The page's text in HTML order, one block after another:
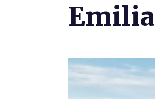
Emilia